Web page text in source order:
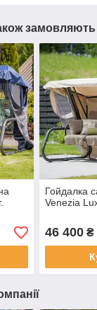
замовляють
Гойдалка
Venezia
46 400₴